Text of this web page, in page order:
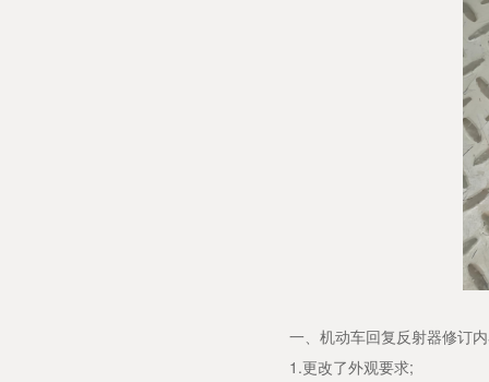
一、机动车回复反射器修订
1.更改了外观要求;